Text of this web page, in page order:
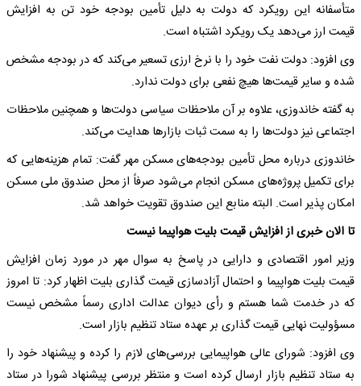
متأسفانه این رویکرد که دولت به دلیل تأمین بودجه خود تن به افزایش
قیمت ارز می‌دهد یک رویکرد اشتباه است.
وی افزود: دولت نفت خود را با نرخ ارزی تسعیر می‌کند که در بودجه مشخص
شده و سایر قیمت‌ها هیچ نفعی برای دولت ندارد.
به گفته خاندوزی، علاوه بر آن ملاحظات سیاسی دولت‌ها و همچنین ملاحظات
اجتماعی نیز دولت‌ها را به سمت ثبات بازارها هدایت می‌کند.
خاندوزی درباره محل تأمین بودجه‌های مسکن مهر گفت: تمام هزینه‌هایی که
برای تکمیل پروژه‌های مسکن انجام می‌شود صرفاً از محل صندوق ملی مسکن
امکان پذیر است. البته منابع این صندوق تقویت خواهد شد.
تا الان خبری از افزایش قیمت بلیت هواپیما نیست
وزیر امور اقتصادی و دارایی در پاسخ به سوال مهر در مورد زمان افزایش
قیمت بلیت هواپیما و احتمال آزادسازی قیمت گذاری بلیت اظهار کرد: تا امروز
که در خدمت شما هستم و رأی دیوان عدالت اداری رسماً مشخص نیست
مسؤولیت نهایی قیمت گذاری بر عهده ستاد تنظیم بازار است.
وی افزود: شورای عالی هواپیمایی بررسی‌های لازم را کرده و پیشنهاد خود را
به ستاد تنظیم بازار ارسال کرده است و منتظر بررسی پیشنهاد شورا در ستاد